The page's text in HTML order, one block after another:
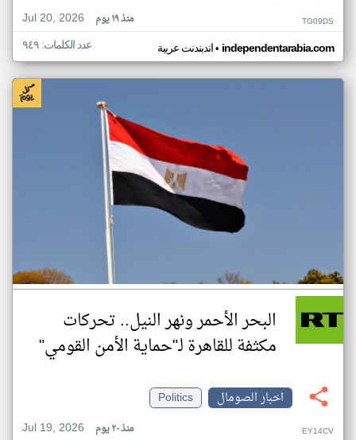
Jul 20, 2026
منذ ١٩ يوم TG09DS
اندبندنت عربية• independentarabia.com عدد الكلمات: ٩٤٩
البحر الأحمر ونهر النيل.. تحركات
مكثفة للقاهرة لـ"حماية الأمن القومي"
اخبار الصومال
Politics
Jul 19, 2026
منذ ٢٠ يوم EY14CV